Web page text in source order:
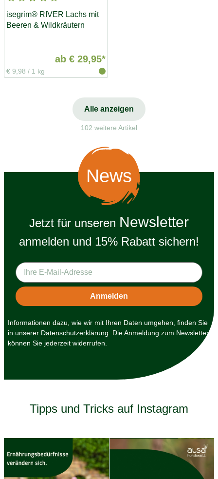
isegrim® RIVER Lachs mit
Beeren & Wildkräutern
ab € 29,95*
€ 9,98 / 1 kg
Alle anzeigen
102 weitere Artikel
News
Jetzt für unseren Newsletter
anmelden und 15% Rabatt sichern!
Informationen dazu, wie wir mit Ihren Daten umgehen, finden Sie
in unserer Datenschutzerklärung . Die Anmeldung zum Newsletter
können Sie jederzeit widerrufen.
Tipps und Tricks auf Instagram